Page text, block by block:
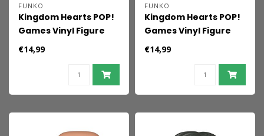
FUNKO
Kingdom Hearts POP!
Games Vinyl Figure
Lingering Will 9 cm
€14,99
FUNKO
Kingdom Hearts POP!
Games Vinyl Figure
Roxas w/Keyblades 9
€14,99